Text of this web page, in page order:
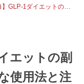
エットの副作用と危険性｜効果的な使用法と注意点
エットの副
使用法と注